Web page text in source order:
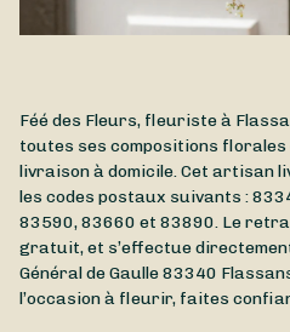
Féé des Fleurs, fleuriste à
toutes ses compositions florales
livraison à domicile. Cet artisan
les codes postaux suivants :
83590, 83660 et 83890. Le
gratuit, et s’effectue
Général de Gaulle83340
l’occasion à fleurir, faites